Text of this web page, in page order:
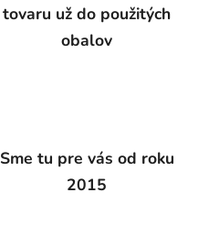
tovaru už do použitých
obalov
Sme tu pre vás od roku
2015